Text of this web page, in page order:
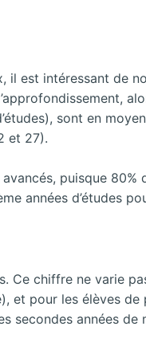
est intéressant de
sont en
et 27).
puisque
années d’études
Ce chiffre ne varie
et pour les élèves
années de